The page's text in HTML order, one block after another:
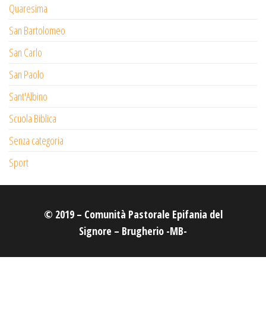
Quaresima
San Bartolomeo
San Carlo
San Paolo
Sant'Albino
Scuola Biblica
Senza categoria
Sport
© 2019 – Comunità Pastorale Epifania del
Signore – Brugherio -MB-